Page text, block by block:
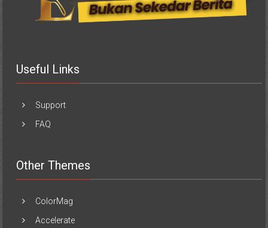
Useful Links
Support
FAQ
Other Themes
ColorMag
Accelerate